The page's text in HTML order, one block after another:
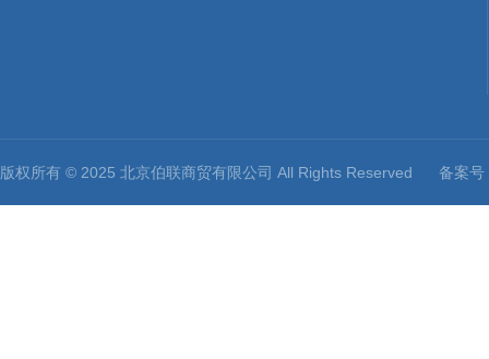
版权所有 © 2025 北京伯联商贸有限公司 All Rights Reserved 备案号